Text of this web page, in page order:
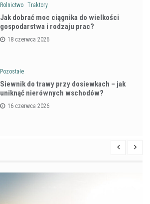
Rolnictwo Traktory
Jak dobrać moc ciągnika do wielkości
gospodarstwa i rodzaju prac?
18 czerwca 2026
Pozostałe
Siewnik do trawy przy dosiewkach – jak
uniknąć nierównych wschodów?
16 czerwca 2026